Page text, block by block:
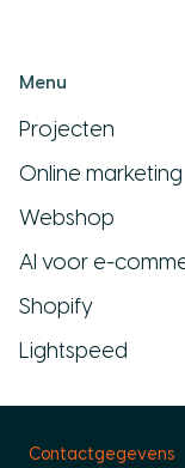
Menu
Projecten
Online marketing
Webshop
AI voor e-
Shopify
Lightspeed
Contactgegevens